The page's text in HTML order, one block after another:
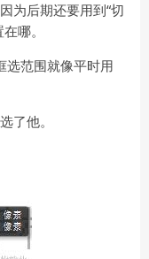
为后期还要用到“切
哪。
选范围就像平时用
了他。